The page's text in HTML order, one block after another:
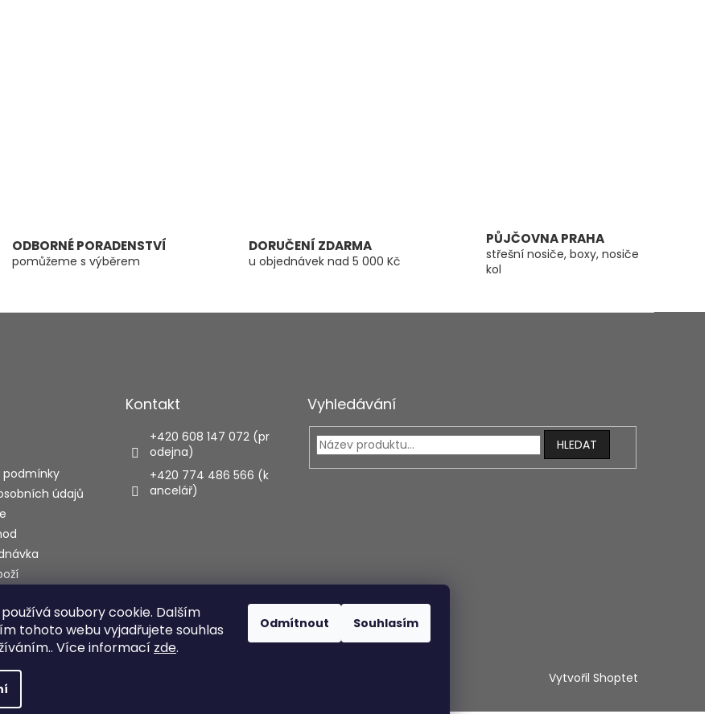
soubory cookie. Dalším
tohoto webu vyjadřujete souhlas
Více informací zde.
Odmítnout Souhlasím
ODBORNÉ PORADENSTVÍ
pomůžeme s výběrem
DORUČENÍ ZDARMA
u objednávek nad 5 000 Kč
PŮJČOVNA PRAHA
střešní nosiče, boxy, nosiče
kol
údajů
Kontakt
+420 608 147 072 (pr
odejna)
+420 774 486 566 (k
ancelář)
Vyhledávání
HLEDAT
Vytvořil Shoptet